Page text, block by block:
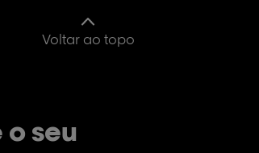
Voltar ao topo
o seu